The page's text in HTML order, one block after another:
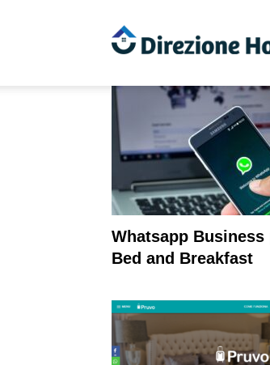
Hotel
Whatsapp Business
Bed and Breakfast